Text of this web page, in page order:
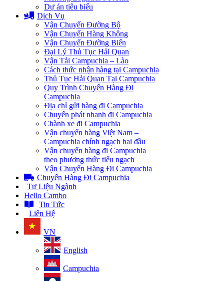
Dự án tiêu biểu
Dịch Vụ
Vận Chuyển Đường Bộ
Vận Chuyển Hàng Không
Vận Chuyển Đường Biển
Đại Lý Thủ Tục Hải Quan
Vận Tải Campuchia – Lào
Cách thức nhận hàng tại Campuchia
Thủ Tục Hải Quan Tại Campuchia
Quy Trình Chuyển Hàng Đi
Campuchia
Địa chỉ gửi hàng đi Campuchia
Chuyển phát nhanh đi Campuchia
Chành xe đi Campuchia
Vận chuyển hàng Việt Nam –
Campuchia chính ngạch hai đầu
Vận chuyển hàng đi Campuchia
theo phương thức tiểu ngạch
Vận Chuyển Hàng Đi Campuchia
Chuyển Hàng Đi Campuchia
Tư Liệu Ngành
Hello Cambo
Tin Tức
Liên Hệ
VN
English
Campuchia